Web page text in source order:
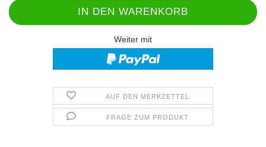
Weiter mit
AUF DEN MERKZETTEL
FRAGE ZUM PRODUKT